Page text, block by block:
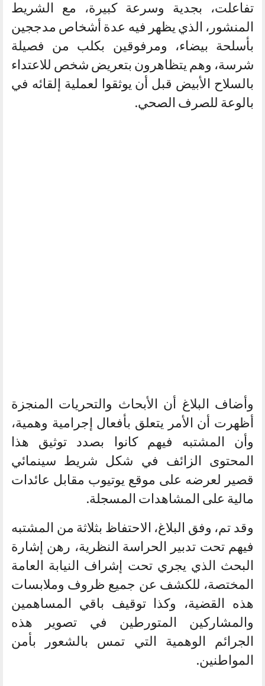
تفاعلت، بجدية وسرعة كبيرة، مع الشريط
المنشور، الذي يظهر فيه عدة أشخاص مدججين
بأسلحة بيضاء، ومرفوقين بكلب من فصيلة
شرسة، وهم يتظاهرون بتعريض شخص للاعتداء
بالسلاح الأبيض قبل أن يوثقوا لعملية إلقائه في
بالوعة للصرف الصحي.
وأضاف البلاغ أن الأبحاث والتحريات المنجزة
أظهرت أن الأمر يتعلق بأفعال إجرامية وهمية،
وأن المشتبه فيهم كانوا بصدد توثيق هذا
المحتوى الزائف في شكل شريط سينمائي
قصير لعرضه على موقع يوتيوب مقابل عائدات
مالية على المشاهدات المسجلة.
وقد تم، وفق البلاغ، الاحتفاظ بثلاثة من المشتبه
فيهم تحت تدبير الحراسة النظرية، رهن إشارة
البحث الذي يجري تحت إشراف النيابة العامة
المختصة، للكشف عن جميع ظروف وملابسات
هذه القضية، وكذا توقيف باقي المساهمين
والمشاركين المتورطين في تصوير هذه
الجرائم الوهمية التي تمس بالشعور بأمن
المواطنين.